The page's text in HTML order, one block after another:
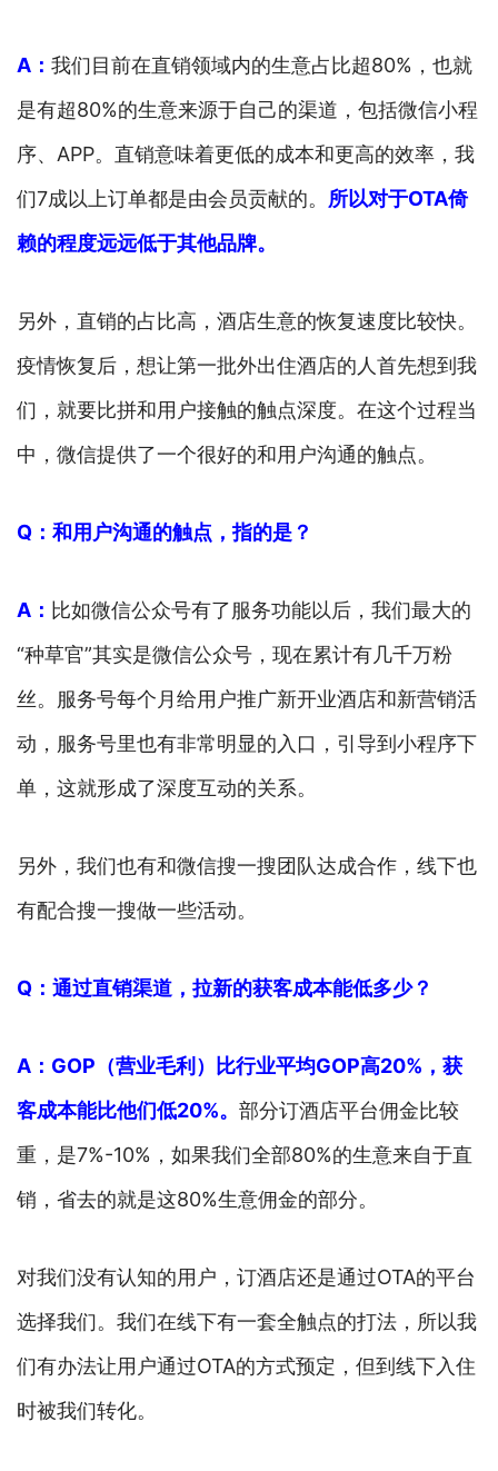
A： 我们目前在直销领域内的生意占比超80%，也就
是有超80%的生意来源于自己的渠道，包括微信小程
序、APP。直销意味着更低的成本和更高的效率，我
们7成以上订单都是由会员贡献的。 所以对于OTA倚
赖的程度远远低于其他品牌。
另外，直销的占比高，酒店生意的恢复速度比较快。
疫情恢复后，想让第一批外出住酒店的人首先想到我
们，就要比拼和用户接触的触点深度。在这个过程当
中，微信提供了一个很好的和用户沟通的触点。
Q：和用户沟通的触点，指的是？
A： 比如微信公众号有了服务功能以后，我们最大的
“种草官”其实是微信公众号，现在累计有几千万粉
丝。服务号每个月给用户推广新开业酒店和新营销活
动，服务号里也有非常明显的入口，引导到小程序下
单，这就形成了深度互动的关系。
另外，我们也有和微信搜一搜团队达成合作，线下也
有配合搜一搜做一些活动。
Q：通过直销渠道，拉新的获客成本能低多少？
A： GOP（营业毛利）比行业平均GOP高20%，获
客成本能比他们低20%。 部分订酒店平台佣金比较
重，是7%-10%，如果我们全部80%的生意来自于直
销，省去的就是这80%生意佣金的部分。
对我们没有认知的用户，订酒店还是通过OTA的平台
选择我们。我们在线下有一套全触点的打法，所以我
们有办法让用户通过OTA的方式预定，但到线下入住
时被我们转化。